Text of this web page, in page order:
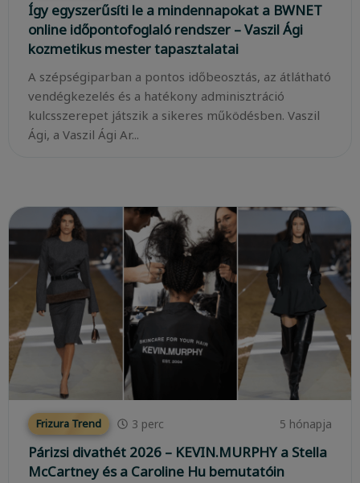
Így egyszerűsíti le a mindennapokat a BWNET
online időpontofoglaló rendszer – Vaszil Ági
kozmetikus mester tapasztalatai
A szépségiparban a pontos időbeosztás, az átlátható
vendégkezelés és a hatékony adminisztráció
kulcsszerepet játszik a sikeres működésben. Vaszil
Ági, a Vaszil Ági Ar...
Frizura Trend 3 perc 5 hónapja
Párizsi divathét 2026 – KEVIN.MURPHY a Stella
McCartney és a Caroline Hu bemutatóin